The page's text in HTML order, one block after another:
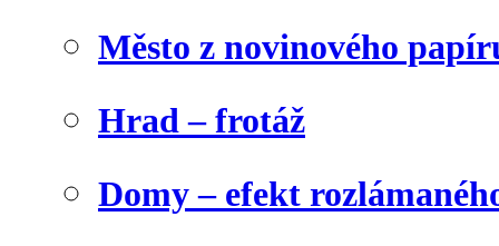
Město z novinového
Hrad – frotáž
Domy – efekt